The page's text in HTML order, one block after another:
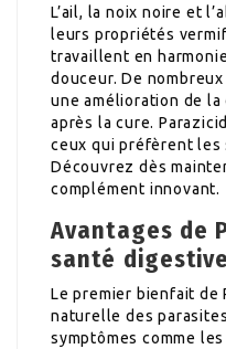
L’ail, la noix noire et
leurs propriétés
travaillent en
douceur. De
une amélioration de
après la cure.
ceux qui préfèrent
Découvrez dès
complément innovant.
Avantages de
santé digestive
Le premier bienfait de
naturelle des
symptômes comme